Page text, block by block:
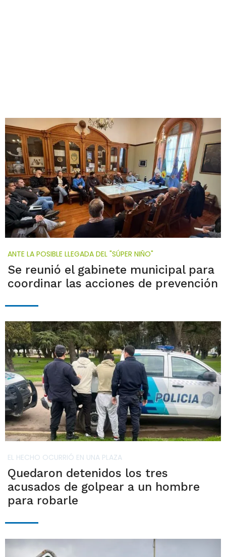
ANTE LA POSIBLE LLEGADA DEL "SÚPER NIÑO"
Se reunió el gabinete municipal para
coordinar las acciones de prevención
EL HECHO OCURRIÓ EN UNA PLAZA
Quedaron detenidos los tres
acusados de golpear a un hombre
para robarle